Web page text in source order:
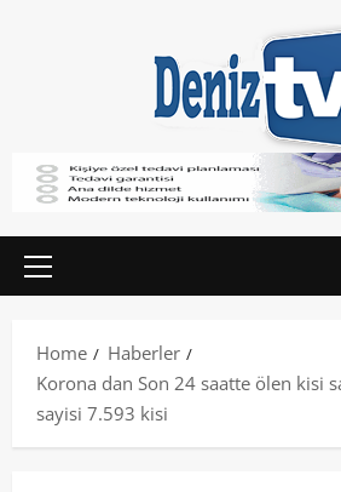
Home
Haberler
Korona dan Son 24 saatte ölen kisi
sayisi 7.593 kisi